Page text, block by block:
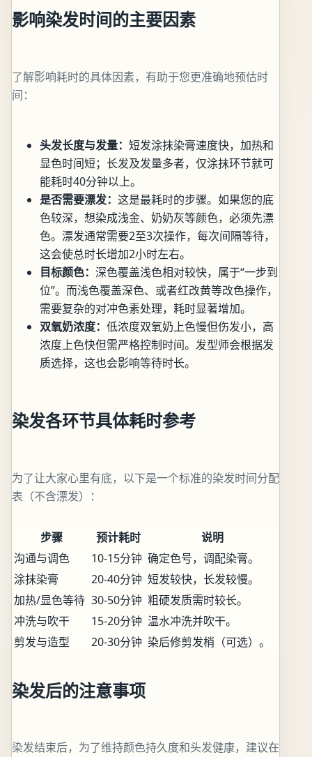
影响染发时间的主要因素
了解影响耗时的具体因素，有助于您更准确地预估时
间：
头发长度与发量： 短发涂抹染膏速度快，加热和
显色时间短；长发及发量多者，仅涂抹环节就可
能耗时40分钟以上。
是否需要漂发： 这是最耗时的步骤。如果您的底
色较深，想染成浅金、奶奶灰等颜色，必须先漂
色。漂发通常需要2至3次操作，每次间隔等待，
这会使总时长增加2小时左右。
目标颜色： 深色覆盖浅色相对较快，属于“一步到
位”。而浅色覆盖深色、或者红改黄等改色操作，
需要复杂的对冲色素处理，耗时显著增加。
双氧奶浓度： 低浓度双氧奶上色慢但伤发小，高
浓度上色快但需严格控制时间。发型师会根据发
质选择，这也会影响等待时长。
染发各环节具体耗时参考
为了让大家心里有底，以下是一个标准的染发时间分配
表（不含漂发）：
步骤 预计耗时
说明
沟通与调色
10-15分钟 确定色号，调配染膏。
涂抹染膏
20-40分钟 短发较快，长发较慢。
加热/显色等待 30-50分钟 粗硬发质需时较长。
冲洗与吹干
15-20分钟 温水冲洗并吹干。
剪发与造型
20-30分钟 染后修剪发梢（可选）。
染发后的注意事项
染发结束后，为了维持颜色持久度和头发健康，建议在